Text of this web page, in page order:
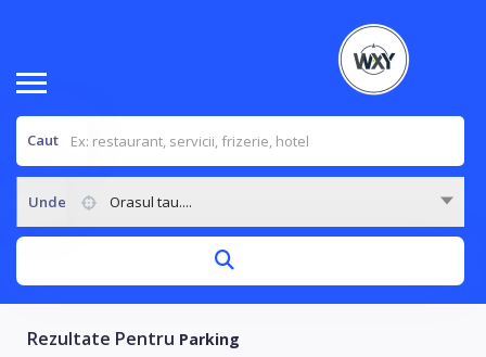
Caut
Unde Orasul tau....
Rezultate Pentru Parking